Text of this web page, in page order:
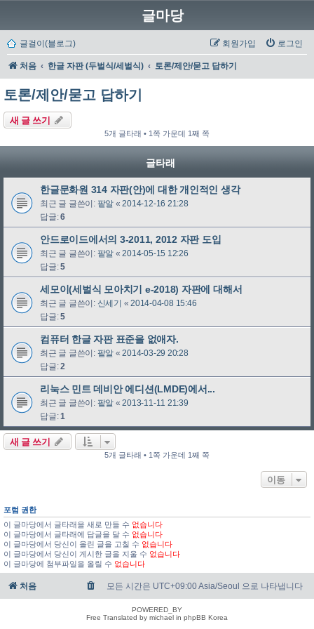
글마당
글걸이(블로그) 로그인
회원가입
처음 한글 자판 (두벌식/세벌식) 토론/제안/묻고 답하기
토론/제안/묻고 답하기
새 글 쓰기
5개 글타래 • 1쪽 가운데 1째 쪽
글타래
한글문화원 314 자판(안)에 대한 개인적인 생각
최근 글 글쓴이: 팥알 «2014-12-16 21:28
답글:6
안드로이드에서의 3-2011, 2012 자판 도입
최근 글 글쓴이: 팥알 «2014-05-15 12:26
답글:5
세모이(세벌식 모아치기 e-2018) 자판에 대해서
최근 글 글쓴이: 신세기 «2014-04-08 15:46
답글:5
컴퓨터 한글 자판 표준을 없애자.
최근 글 글쓴이: 팥알 «2014-03-29 20:28
답글:2
리눅스 민트 데비안 에디션(LMDE)에서...
최근 글 글쓴이: 팥알 «2013-11-11 21:39
답글:1
새 글 쓰기
5개 글타래 • 1쪽 가운데 1째 쪽
이동
포럼 권한
이 글마당에서 글타래을 새로 만들 수 없습니다
이 글마당에서 글타래에 답글을 달 수 없습니다
이 글마당에서 당신이 올린 글을 고칠 수 없습니다
이 글마당에서 당신이 게시한 글을 지울 수 없습니다
이 글마당에 첨부파일을 올릴 수 없습니다
처음 모든 시간은 UTC+09:00 Asia/Seoul 으로 나타냅니다
POWERED_BY
Free Translated by michael in phpBB Korea